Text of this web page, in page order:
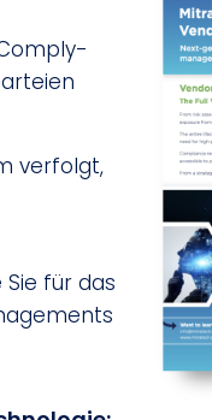
verfolgt,
für das